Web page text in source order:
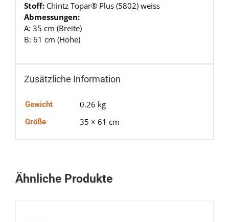
Stoff: Chintz Topar® Plus (5802) weiss
Abmessungen:
A: 35 cm (Breite)
B: 61 cm (Höhe)
Zusätzliche Information
Gewicht 0.26 kg
Größe 35 × 61 cm
Ähnliche Produkte